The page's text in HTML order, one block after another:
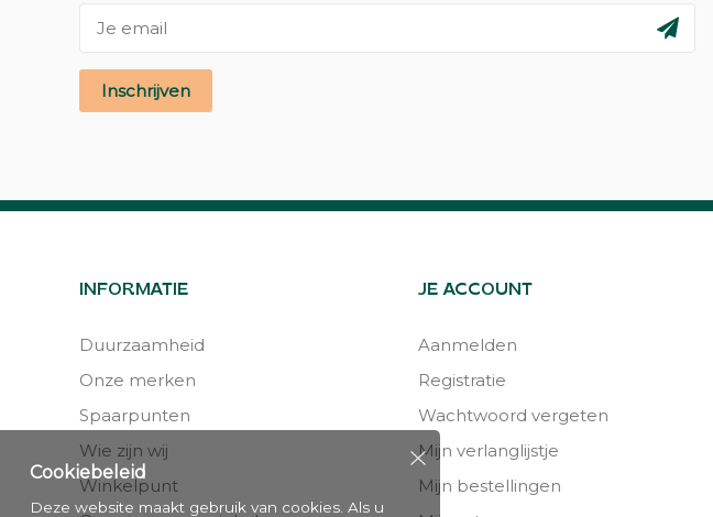
Inschrijven
INFORMATIE
Duurzaamheid
Onze merken
Spaarpunten
Wie zijn wij
Winkelpunt
JE ACCOUNT
Aanmelden
Registratie
Wachtwoord vergeten
Mijn verlanglijstje
Mijn bestellingen
Cookiebeleid
Deze website maakt gebruik van cookies. Als u